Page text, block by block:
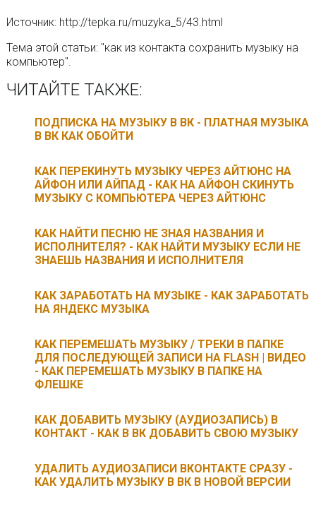
Источник: http://tepka.ru/muzyka_5/43.html
Тема этой статьи: "как из контакта сохранить музыку на
компьютер".
ЧИТАЙТЕ ТАКЖЕ:
ПОДПИСКА НА МУЗЫКУ В ВК - ПЛАТНАЯ МУЗЫКА
В ВК КАК ОБОЙТИ
КАК ПЕРЕКИНУТЬ МУЗЫКУ ЧЕРЕЗ АЙТЮНС НА
АЙФОН ИЛИ АЙПАД - КАК НА АЙФОН СКИНУТЬ
МУЗЫКУ С КОМПЬЮТЕРА ЧЕРЕЗ АЙТЮНС
КАК НАЙТИ ПЕСНЮ НЕ ЗНАЯ НАЗВАНИЯ И
ИСПОЛНИТЕЛЯ? - КАК НАЙТИ МУЗЫКУ ЕСЛИ НЕ
ЗНАЕШЬ НАЗВАНИЯ И ИСПОЛНИТЕЛЯ
КАК ЗАРАБОТАТЬ НА МУЗЫКЕ - КАК ЗАРАБОТАТЬ
НА ЯНДЕКС МУЗЫКА
КАК ПЕРЕМЕШАТЬ МУЗЫКУ / ТРЕКИ В ПАПКЕ
ДЛЯ ПОСЛЕДУЮЩЕЙ ЗАПИСИ НА FLASH | ВИДЕО
- КАК ПЕРЕМЕШАТЬ МУЗЫКУ В ПАПКЕ НА
ФЛЕШКЕ
КАК ДОБАВИТЬ МУЗЫКУ (АУДИОЗАПИСЬ) В
КОНТАКТ - КАК В ВК ДОБАВИТЬ СВОЮ МУЗЫКУ
УДАЛИТЬ АУДИОЗАПИСИ ВКОНТАКТЕ СРАЗУ -
КАК УДАЛИТЬ МУЗЫКУ В ВК В НОВОЙ ВЕРСИИ